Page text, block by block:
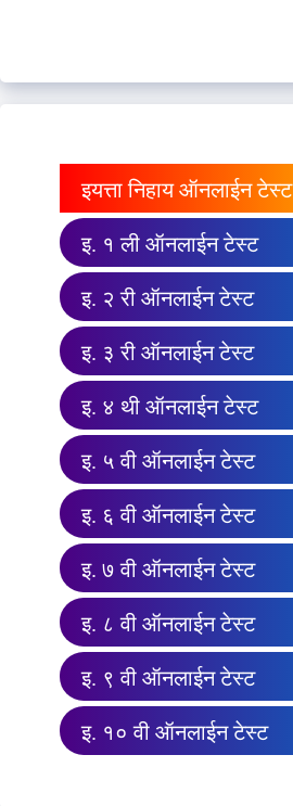
इयत्ता निहाय ऑनलाईन टेस्ट
इ. १ ली ऑनलाईन टेस्ट
इ. २ री ऑनलाईन टेस्ट
इ. ३ री ऑनलाईन टेस्ट
इ. ४ थी ऑनलाईन टेस्ट
इ. ५ वी ऑनलाईन टेस्ट
इ. ६ वी ऑनलाईन टेस्ट
इ. ७ वी ऑनलाईन टेस्ट
इ. ८ वी ऑनलाईन टेस्ट
इ. ९ वी ऑनलाईन टेस्ट
इ. १० वी ऑनलाईन टेस्ट